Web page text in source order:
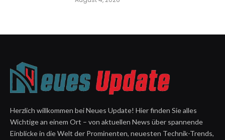
Herzlich willkommen bei Neues Update! Hier finden Sie alles
Wichtige an einem Ort – von aktuellen News über spannende
Einblicke in die Welt der Prominenten, neuesten Technik-Trends,